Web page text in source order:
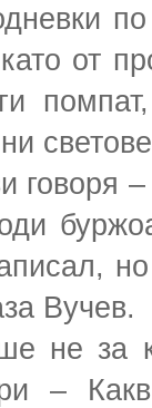
от
говоря
Вучев.
не за
–